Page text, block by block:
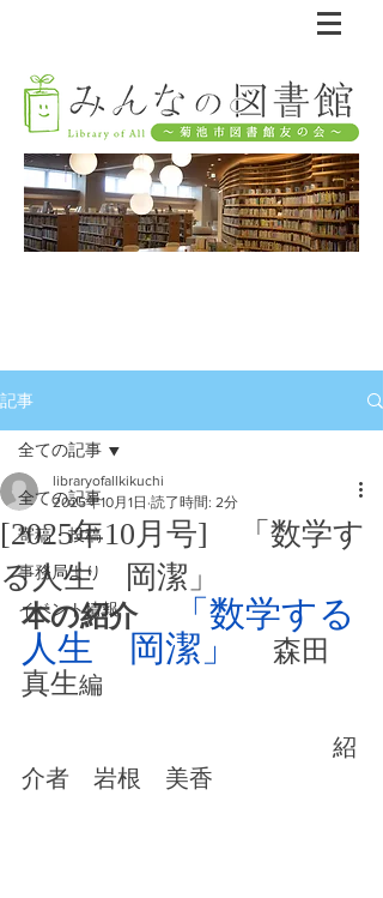
記事
全ての記事
寄稿・投稿
事務局より
イベント情報
全ての記事
[2025年10月号] 「数学す
る人生 岡潔」
libraryofallkikuchi
2025年10月1日 読了時間: 2分
本の紹介
「数学する
人生　岡潔」
森田
真生編
紹
介者　岩根　美香